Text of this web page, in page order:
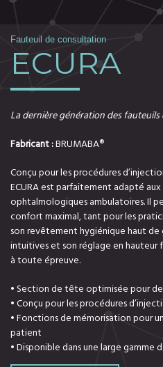
Fauteuil de consultation
ECURA
La dernière génération des fauteuils
Fabricant :BRUMABA®
Conçu pour les procédures
ECURA est parfaitement adapté aux
ophtalmologiques ambulatoires. Il
confort maximal, tant pour les
son revêtement hygiénique haut de
intuitives et son réglage en hauteur
à toute épreuve.
• Section de tête optimisée pour
• Conçu pour les procédures
• Fonctions de mémorisation pour
patient
• Disponible dans une large